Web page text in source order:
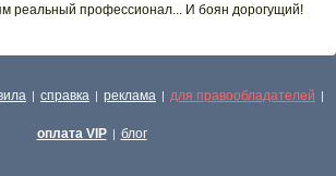
реальный профессионал... И боян дорогущий!
| справка | реклама | для правообладателей |
оплата VIP | блог